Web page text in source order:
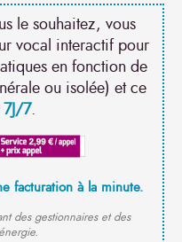
le souhaitez, vous
vocal interactif pour
en fonction de
ou isolée) et ce
7J/7.
facturation à la minute.
des gestionnaires et des